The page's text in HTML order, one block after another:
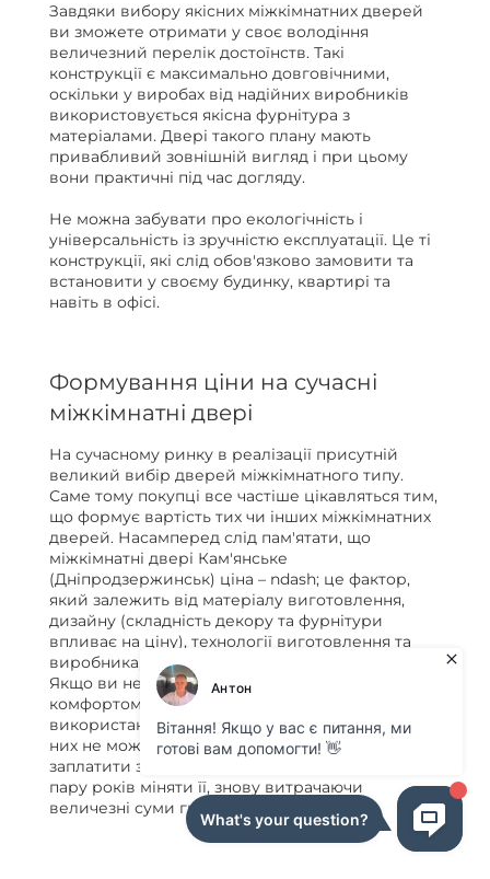
Завдяки вибору якісних міжкімнатних дверей
ви зможете отримати у своє володіння
величезний перелік достоїнств. Такі
конструкції є максимально довговічними,
оскільки у виробах від надійних виробників
використовується якісна фурнітура з
матеріалами. Двері такого плану мають
привабливий зовнішній вигляд і при цьому
вони практичні під час догляду.
Не можна забувати про екологічність і
універсальність із зручністю експлуатації. Це ті
конструкції, які слід обов'язково замовити та
встановити у своєму будинку, квартирі та
навіть в офісі.
Формування ціни на сучасні
міжкімнатні двері
На сучасному ринку в реалізації присутній
великий вибір дверей міжкімнатного типу.
Саме тому покупці все частіше цікавляться тим,
що формує вартість тих чи інших міжкімнатних
дверей. Насамперед слід пам'ятати, що
міжкімнатні двері Кам'янське
(Дніпродзержинськ) ціна – ndash; це фактор,
який залежить від матеріалу виготовлення,
дизайну (складність декору та фурнітури
впливає на ціну), технології виготовлення та
виробника, фурнітури та додаткових функцій.
Якщо ви не хочете ризикувати своїм
комфортом і при цьому довговічністю
використання дверей, пам'ятайте про те, що на
них не можна заощаджувати. Краще один раз
заплатити за якісну продукцію, аніж потім через
пару років міняти її, знову витрачаючи
величезні суми грошей.